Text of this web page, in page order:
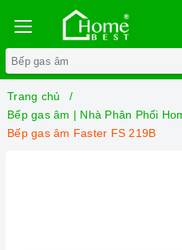
Trang chủ
Bếp gas âm | Nhà Phân Phối
Bếp gas âm Faster FS 219B